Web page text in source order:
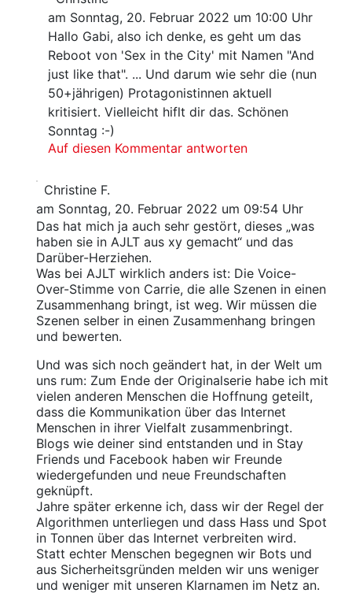
am Sonntag, 20. Februar 2022 um 10:00 Uhr
Hallo Gabi, also ich denke, es geht um das
Reboot von 'Sex in the City' mit Namen "And
just like that". ... Und darum wie sehr die (nun
50+jährigen) Protagonistinnen aktuell
kritisiert. Vielleicht hiflt dir das. Schönen
Sonntag :-)
Auf diesen Kommentar antworten
Christine F.
am Sonntag, 20. Februar 2022 um 09:54 Uhr
Das hat mich ja auch sehr gestört, dieses „was
haben sie in AJLT aus xy gemacht“ und das
Darüber-Herziehen.
Was bei AJLT wirklich anders ist: Die Voice-
Over-Stimme von Carrie, die alle Szenen in einen
Zusammenhang bringt, ist weg. Wir müssen die
Szenen selber in einen Zusammenhang bringen
und bewerten.
Und was sich noch geändert hat, in der Welt um
uns rum: Zum Ende der Originalserie habe ich mit
vielen anderen Menschen die Hoffnung geteilt,
dass die Kommunikation über das Internet
Menschen in ihrer Vielfalt zusammenbringt.
Blogs wie deiner sind entstanden und in Stay
Friends und Facebook haben wir Freunde
wiedergefunden und neue Freundschaften
geknüpft.
Jahre später erkenne ich, dass wir der Regel der
Algorithmen unterliegen und dass Hass und Spot
in Tonnen über das Internet verbreiten wird.
Statt echter Menschen begegnen wir Bots und
aus Sicherheitsgründen melden wir uns weniger
und weniger mit unseren Klarnamen im Netz an.